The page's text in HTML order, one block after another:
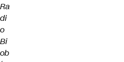
Ra
di
o
Bi
ob